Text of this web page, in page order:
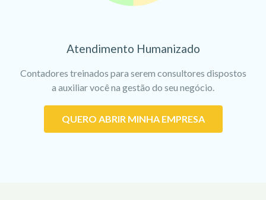
Atendimento Humanizado
Contadores treinados para serem consultores dispostos
a auxiliar você na gestão do seu negócio.
QUERO ABRIR MINHA EMPRESA